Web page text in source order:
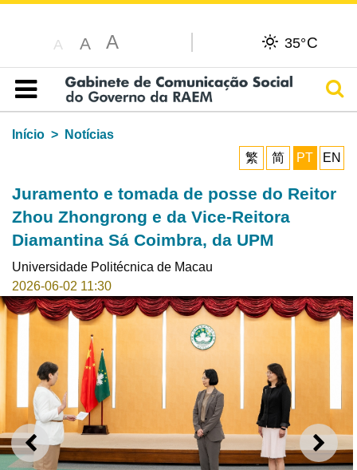
A A A 35°C
Índice
Início
Notícias
繁
简 PT EN
Juramento e tomada de posse do Reitor
Zhou Zhongrong e da Vice-Reitora
Diamantina Sá Coimbra, da UPM
Universidade Politécnica de Macau
2026-06-02 11:30
ANTERIOR